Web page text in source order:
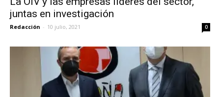
juntas en investigación
Redacción - 10 julio, 2021 0